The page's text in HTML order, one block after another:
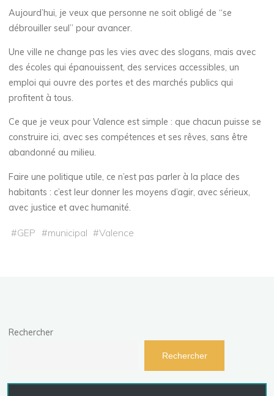
Aujourd’hui, je veux que personne ne soit obligé de “se
débrouiller seul” pour avancer.
Une ville ne change pas les vies avec des slogans, mais avec
des écoles qui épanouissent, des services accessibles, un
emploi qui ouvre des portes et des marchés publics qui
profitent à tous.
Ce que je veux pour Valence est simple : que chacun puisse se
construire ici, avec ses compétences et ses rêves, sans être
abandonné au milieu.
Faire une politique utile, ce n’est pas parler à la place des
habitants : c’est leur donner les moyens d’agir, avec sérieux,
avec justice et avec humanité.
#GEP #municipal #Valence
Rechercher
Rechercher